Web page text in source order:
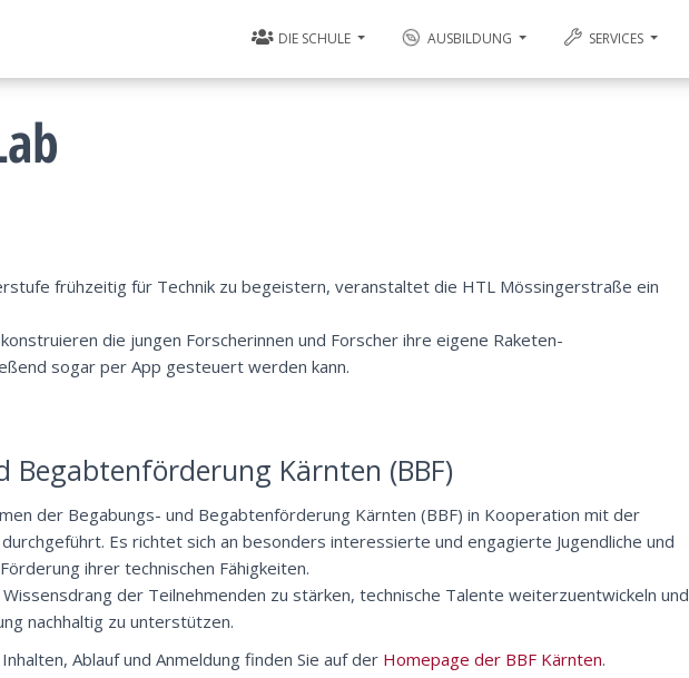
DIE SCHULE AUSBILDUNG SERVICES
frühzeitig für Technik zu begeistern, veranstaltet die HTL Mössingerstraße ein
die jungen Forscherinnen und Forscher ihre eigene Raketen-
sogar per App gesteuert werden kann.
Begabtenförderung Kärnten (BBF)
der Begabungs- und Begabtenförderung Kärnten (BBF) in Kooperation mit der
Es richtet sich an besonders interessierte und engagierte Jugendliche und
ihrer technischen Fähigkeiten.
der Teilnehmenden zu stärken, technische Talente weiterzuentwickeln und
nachhaltig zu unterstützen.
Ablauf und Anmeldung finden Sie auf der Homepage der BBF Kärnten.